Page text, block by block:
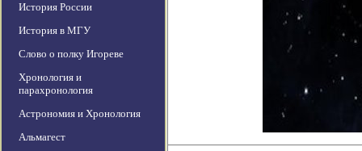
История России
История в МГУ
Слово о полку Игореве
Хронология и
парахронология
Астрономия и Хронология
Альмагест